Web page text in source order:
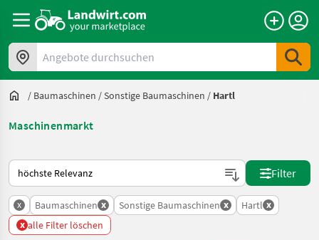
Angebote durchsuchen
/ Baumaschinen /Sonstige Baumaschinen / Hartl
Maschinenmarkt
So wird auf Landwirt.com sortiert
Filter
x Baumaschinen x Sonstige Baumaschinen x Hartl x
x alle Filter löschen